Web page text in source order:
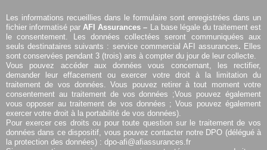
Les informations recueillies dans le formulaire sont enregistrées dans un
fichier informatisé par AFI Assurances –
La base légale du traitement est
le consentement. Les données collectées seront communiquées aux
seuls destinataires suivants : service commercial AFI assurances. Elles
sont conservées pendant 3 (trois) ans à compter du jour de leur collecte.
Vous pouvez accéder aux données vous concernant, les rectifier,
demander leur effacement ou exercer votre droit à la limitation du
traitement de vos données. Vous pouvez retirer à tout moment votre
consentement au traitement de vos données ;Vous pouvez également
vous opposer au traitement de vos données ; Vous pouvez également
exercer votre droit à la portabilité de vos données).
Pour exercer ces droits ou pour toute question sur le traitement de vos
données dans ce dispositif, vous pouvez contacter notre DPO (délégué à
la protection des données) : dpo-afi@afiassurances.fr